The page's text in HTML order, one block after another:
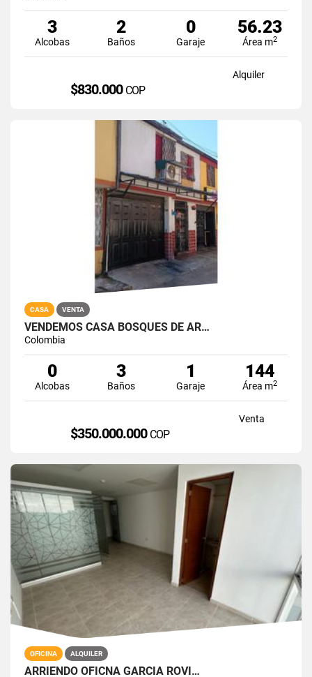
3
Alcobas
2
Baños
0
Garaje
56.23
Área m2
Alquiler
$830.000 COP
CASA VENTA
VENDEMOS CASA BOSQUES DE AR…
Colombia
0
Alcobas
3
Baños
1
Garaje
144
Área m2
Venta
$350.000.000 COP
OFICINA ALQUILER
ARRIENDO OFICNA GARCIA ROVI…